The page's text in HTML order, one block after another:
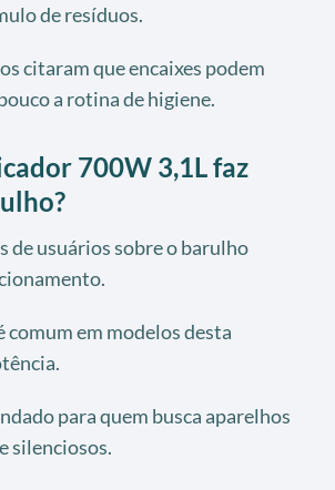
de resíduos.
citaram que encaixes podem
a rotina de higiene.
700W 3,1L faz
de usuários sobre o barulho
comum em modelos desta
para quem busca aparelhos
silenciosos.